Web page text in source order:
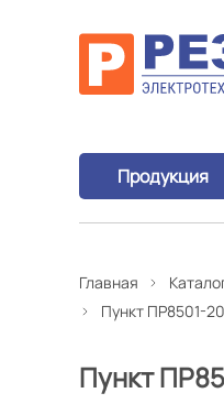
Продукция
Главная
Пункт ПР8501-
Пункт